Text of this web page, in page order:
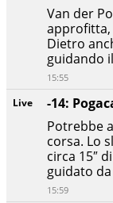
Live
-14:
Potrebbe
corsa. Lo
circa 15″
guidato
15:59
Van der
approfitta,
Dietro
guidando
15:55